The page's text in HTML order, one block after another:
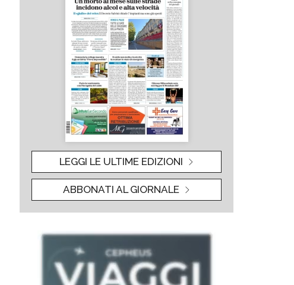
LEGGI LE ULTIME EDIZIONI
ABBONATI AL GIORNALE